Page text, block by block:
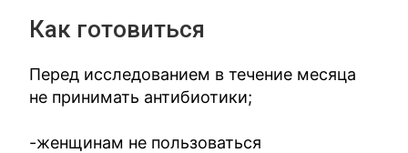
Как готовиться
Перед исследованием в течение месяца
не принимать антибиотики;
-женщинам не пользоваться